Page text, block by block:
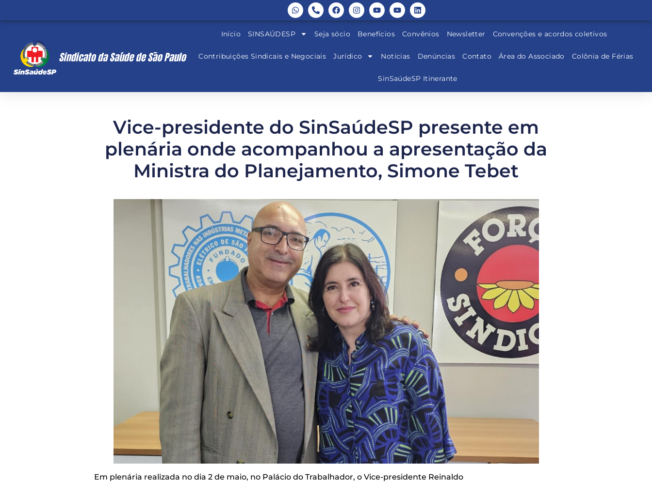
Início SINSAÚDESP Seja sócio Benefícios Convênios Newsletter Convenções e acordos coletivos
Contribuições Sindicais e Negociais Jurídico Notícias Denúncias Contato Área do Associado Colônia de Férias
SinSaúdeSP Itinerante
Vice-presidente do SinSaúdeSP presente em
plenária onde acompanhou a apresentação da
Ministra do Planejamento, Simone Tebet
Em plenária realizada no dia 2 de maio, no Palácio do Trabalhador, o Vice-presidente Reinaldo